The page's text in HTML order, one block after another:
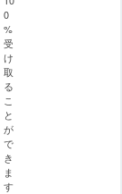
0
%
受
け
取
る
こ
と
が
で
き
ま
す